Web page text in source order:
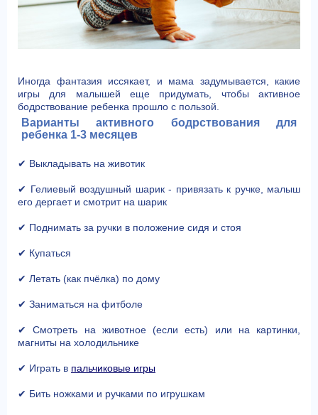
Иногда фантазия иссякает, и мама задумывается, какие
игры для малышей еще придумать, чтобы активное
бодрствование ребенка прошло с пользой.
Варианты активного бодрствования для
ребенка 1-3 месяцев
✔ Выкладывать на животик
✔ Гелиевый воздушный шарик - привязать к ручке, малыш
его дергает и смотрит на шарик
✔ Поднимать за ручки в положение сидя и стоя
✔ Купаться
✔ Летать (как пчёлка) по дому
✔ Заниматься на фитболе
✔ Смотреть на животное (если есть) или на картинки,
магниты на холодильнике
✔ Играть в пальчиковые игры
✔ Бить ножками и ручками по игрушкам